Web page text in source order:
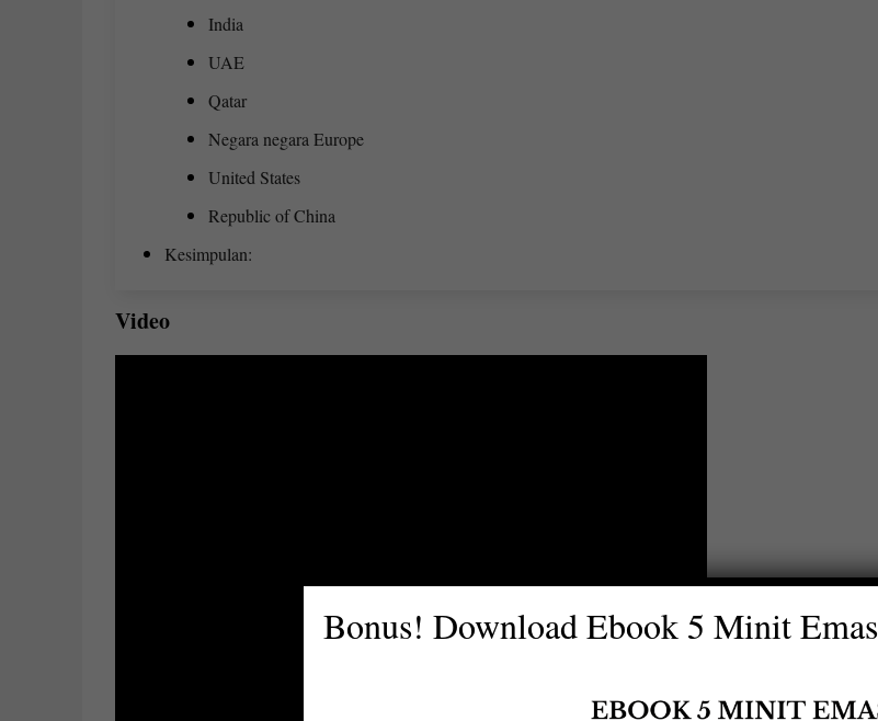
India
UAE
Qatar
Negara negara Europe
United States
Republic of China
Kesimpulan:
Video
Bonus! Download Ebook 5 Minit Emas